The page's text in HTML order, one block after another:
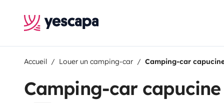
Accueil Louer un camping-car Camping-car
Camping-car